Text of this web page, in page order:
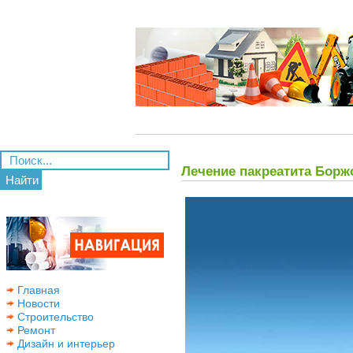
Найти
Главная
Новости
Строительство
Ремонт
Дизайн и интерьер
Лечение пакреатита